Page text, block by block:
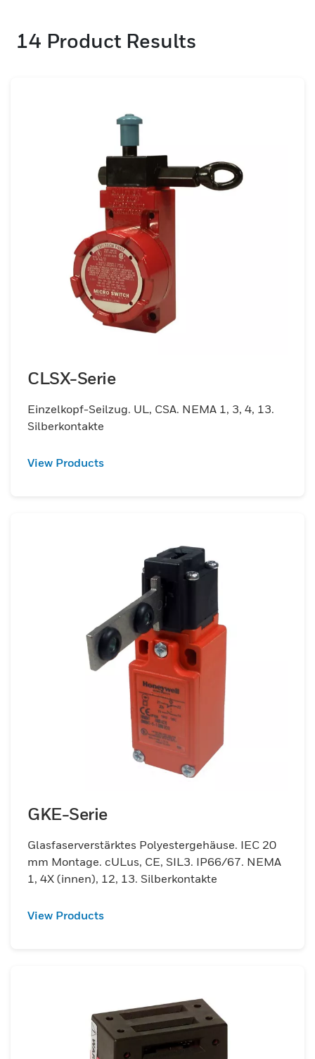
sowie zwangsöffnende Kontakte.
gleichzeitiger Einhaltung globaler
Sicherheitsstandards am Arbeitsplatz.
Sicherheitsschalterlösungen, die mit dem
beeindruckendsten Portfolio und den
beeindruckendsten
Sicherheitsschalterlösungen dazu
beitragen, jeden Test zu bestehen – für
jeden wichtigen, anwendungsspezifischen
Bedarf. Es handelt sich um eines der
umfangreichsten verfügbaren Sortimente
an Größen, Dichtungsalternativen,
Gehäusematerialien, Betätigertypen und
globalen Support.
14 Product Results
CLSX-Serie
Einzelkopf-Seilzug. UL, CSA. NEMA 1, 3, 4, 13.
Silberkontakte
View Products
GKE-Serie
Glasfaserverstärktes Polyestergehäuse. IEC 20
mm Montage. cULus, CE, SIL3. IP66/67. NEMA
1, 4X (innen), 12, 13. Silberkontakte
View Products